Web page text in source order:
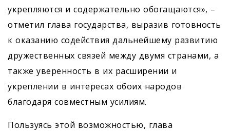
укрепляются и содержательно обогащаются», –
отметил глава государства, выразив готовность
к оказанию содействия дальнейшему развитию
дружественных связей между двумя странами, а
также уверенность в их расширении и
укреплении в интересах обоих народов
благодаря совместным усилиям.
Пользуясь этой возможностью, глава